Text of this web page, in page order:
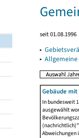
seit 01.08.1996
▸
▸
Gebäude
In bundesweit
ausgewählt
Abweichungen